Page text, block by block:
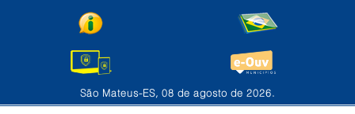
São Mateus-ES, 08 de agosto de 2026.